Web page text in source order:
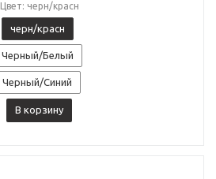
Цвет: черн/красн
черн/красн
Черный/Белый
Черный/Синий
В корзину